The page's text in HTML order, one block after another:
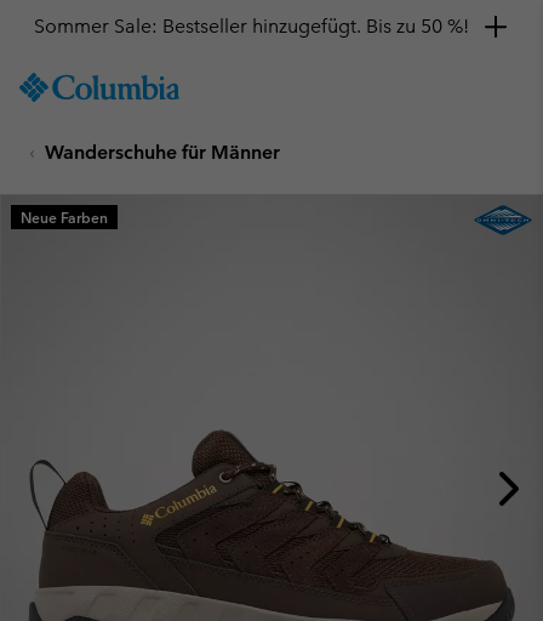
TO
SKIP
MAIN
NAV
Sommer Sale: Bestseller hinzugefügt. Bis zu 50 %!
Wanderschuhe für Männer
Neue Farben